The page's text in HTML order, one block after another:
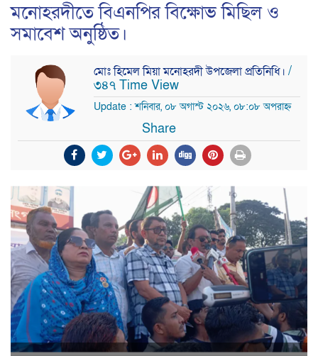
মনোহরদীতে বিএনপির বিক্ষোভ মিছিল ও
সমাবেশ অনুষ্ঠিত।
মোঃ হিমেল মিয়া মনোহরদী উপজেলা প্রতিনিধি। /
৩৪৭ Time View
Update : শনিবার, ০৮ অগাস্ট ২০২৬, ০৮:০৮ অপরাহ্ন
Share